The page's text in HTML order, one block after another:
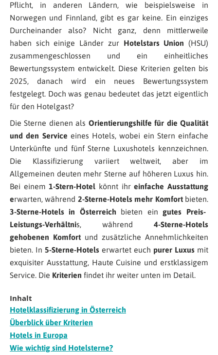
Pflicht, in anderen Ländern, wie beispielsweise in
Norwegen und Finnland, gibt es gar keine. Ein einziges
Durcheinander also? Nicht ganz, denn mittlerweile
haben sich einige Länder zur Hotelstars Union (HSU)
zusammengeschlossen und ein einheitliches
Bewertungssystem entwickelt. Diese Kriterien gelten bis
2025, danach wird ein neues Bewertungssystem
festgelegt. Doch was genau bedeutet das jetzt eigentlich
für den Hotelgast?
Die Sterne dienen als Orientierungshilfe für die Qualität
und den Service eines Hotels, wobei ein Stern einfache
Unterkünfte und fünf Sterne Luxushotels kennzeichnen.
Die Klassifizierung variiert weltweit, aber im
Allgemeinen deuten mehr Sterne auf höheren Luxus hin.
Bei einem 1-Stern-Hotel könnt ihreinfache Ausstattung
erwarten, während 2-Sterne-Hotels mehr Komfortbieten.
3-Sterne-Hotels in Österreich bieten eingutes Preis-
Leistungs-Verhältnis, während 4-Sterne-Hotels
gehobenen Komfort und zusätzliche Annehmlichkeiten
bieten. In 5-Sterne-Hotels erwartet euch purer Luxus mit
exquisiter Ausstattung, Haute Cuisine und erstklassigem
Service. Die Kriterien findet ihr weiter unten im Detail.
Inhalt
Hotelklassifizierung in Österreich
Überblick über Kriterien
Hotels in Europa
Wie wichtig sind Hotelsterne?